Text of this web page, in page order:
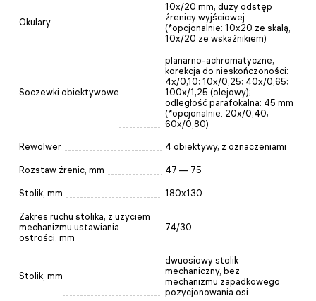
Okulary
10x/20 mm, duży odstęp
źrenicy wyjściowej
(*opcjonalnie: 10x20 ze skalą,
10x/20 ze wskaźnikiem)
Soczewki obiektywowe
planarno-achromatyczne,
korekcja do nieskończoności:
4x/0,10; 10x/0,25; 40x/0,65;
100x/1,25 (olejowy);
odległość parafokalna: 45 mm
(*opcjonalnie: 20х/0,40;
60x/0,80)
Rewolwer 4 obiektywy, z oznaczeniami
Rozstaw źrenic, mm 47 — 75
Stolik, mm 180x130
Zakres ruchu stolika, z użyciem
mechanizmu ustawiania
ostrości, mm
74/30
Stolik, mm
dwuosiowy stolik
mechaniczny, bez
mechanizmu zapadkowego
pozycjonowania osi